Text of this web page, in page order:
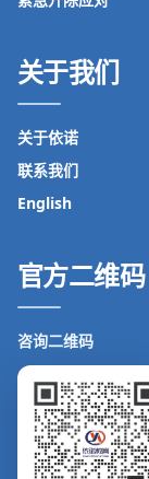
关于我们
关于依诺
联系我们
English
官方二维码
咨询二维码